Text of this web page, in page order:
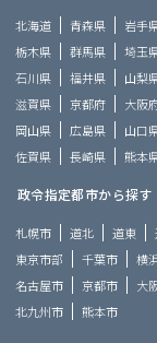
北海道 青森県 岩手
栃木県
群馬県 埼玉
石川県
福井県 山梨
滋賀県
京都府 大阪
岡山県
広島県 山口
佐賀県
長崎県 熊本
政令指定都市から探す
札幌市 道北 道東
東京市部
千葉市 横
名古屋市
京都市 大
北九州市
熊本市